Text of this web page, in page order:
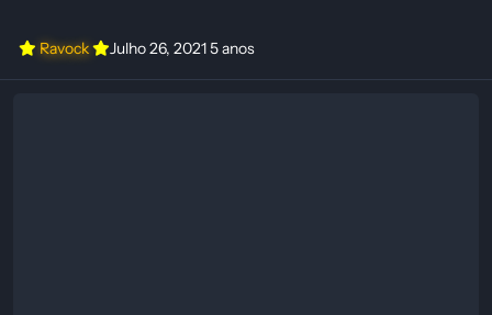
Ravock Julho 26, 20215 anos